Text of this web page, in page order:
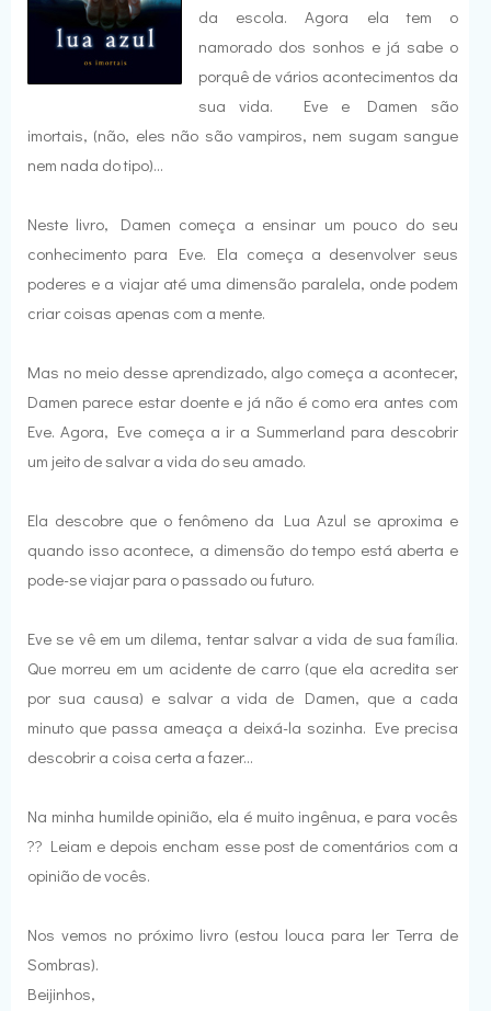
da escola. Agora ela tem o
namorado dos sonhos e já sabe o
porquê de vários acontecimentos da
sua vida. Eve e Damen são
imortais, (não, eles não são vampiros, nem sugam sangue
nem nada do tipo)...
Neste livro, Damen começa a ensinar um pouco do seu
conhecimento para Eve. Ela começa a desenvolver seus
poderes e a viajar até uma dimensão paralela, onde podem
criar coisas apenas com a mente.
Mas no meio desse aprendizado, algo começa a acontecer,
Damen parece estar doente e já não é como era antes com
Eve. Agora, Eve começa a ir a Summerland para descobrir
um jeito de salvar a vida do seu amado.
Ela descobre que o fenômeno da Lua Azul se aproxima e
quando isso acontece, a dimensão do tempo está aberta e
pode-se viajar para o passado ou futuro.
Eve se vê em um dilema, tentar salvar a vida de sua família.
Que morreu em um acidente de carro (que ela acredita ser
por sua causa) e salvar a vida de Damen, que a cada
minuto que passa ameaça a deixá-la sozinha. Eve precisa
descobrir a coisa certa a fazer...
Na minha humilde opinião, ela é muito ingênua, e para vocês
?? Leiam e depois encham esse post de comentários com a
opinião de vocês.
Nos vemos no próximo livro (estou louca para ler Terra de
Sombras).
Beijinhos,